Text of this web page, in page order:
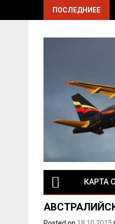
ПОСЛЕДНИЕЕ
КАРТА